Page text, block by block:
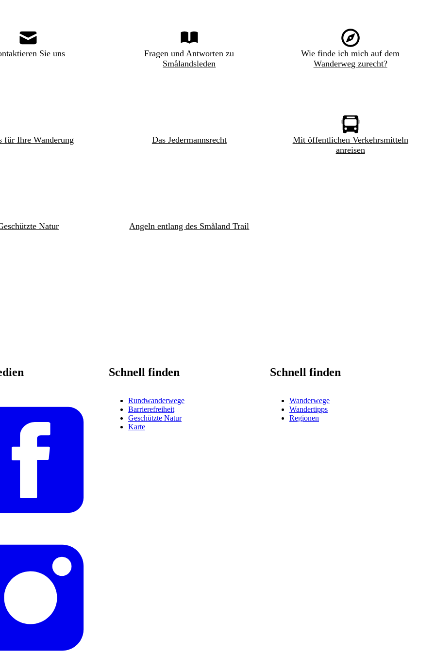
Sie uns
Fragen und Antworten zu
Smålandsleden
Wie finde ich mich auf dem
Wanderweg zurecht?
für Ihre Wanderung Das Jedermannsrecht
Mit öffentlichen Verkehrsmitteln
anreisen
Natur Angeln entlang des Småland Trail
Schnell finden
Rundwanderwege
Barrierefreiheit
Geschützte Natur
Karte
Schnell finden
Wanderwege
Wandertipps
Regionen